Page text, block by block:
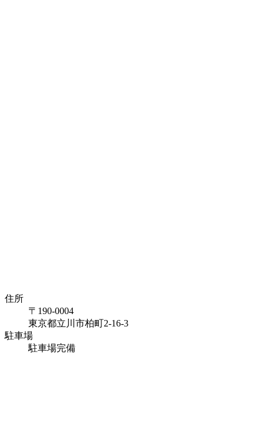
住所
〒190-0004
東京都立川市柏町2-16-3
駐車場
駐車場完備